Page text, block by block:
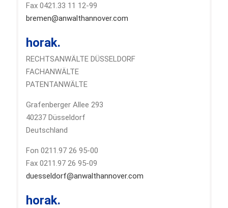
Fax 0421.33 11 12-99
bremen@anwalthannover.com
horak.
RECHTSANWÄLTE DÜSSELDORF
FACHANWÄLTE
PATENTANWÄLTE
Grafenberger Allee 293
40237 Düsseldorf
Deutschland
Fon 0211.97 26 95-00
Fax 0211.97 26 95-09
duesseldorf@anwalthannover.com
horak.